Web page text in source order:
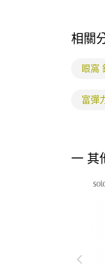
相關
眼窩
富彈
一 其